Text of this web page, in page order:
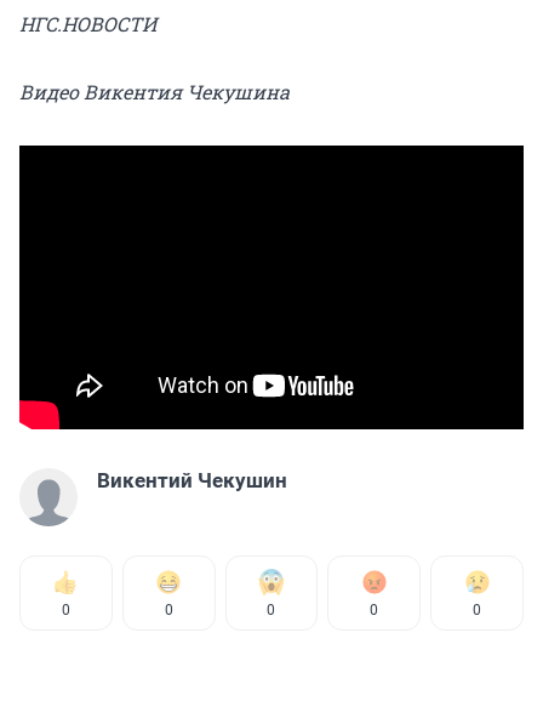
НГС.НОВОСТИ
Видео Викентия Чекушина
Викентий Чекушин
0 0 0 0 0